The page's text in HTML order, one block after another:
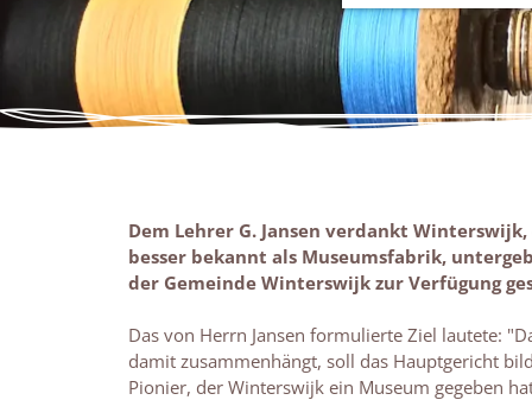
Dem Lehrer G. Jansen verdankt
besser bekannt als Museumsfabrik,
der Gemeinde Winterswijk zur Verfügung
Das von Herrn Jansen formulierte Ziel lautete:
damit zusammenhängt, soll das Hauptgericht
Pionier, der Winterswijk ein Museum gegeben